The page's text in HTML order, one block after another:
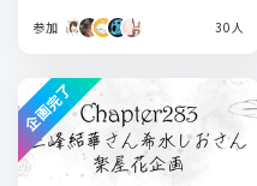
参加 30人
企画完了